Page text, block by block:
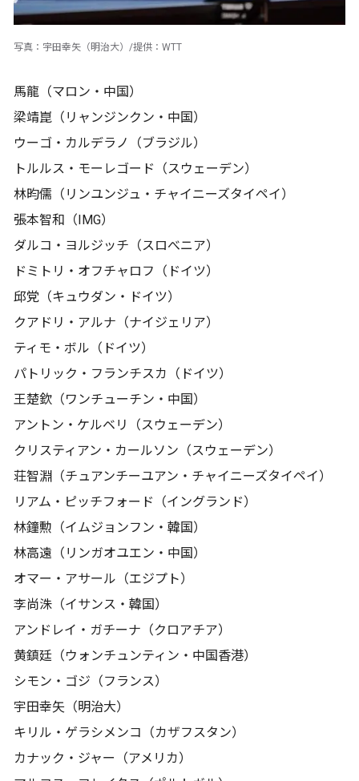
写真：宇田幸矢（明治大）/提供：WTT
馬龍（マロン・中国）
梁靖崑（リャンジンクン・中国）
ウーゴ・カルデラノ（ブラジル）
トルルス・モーレゴード（スウェーデン）
林昀儒（リンユンジュ・チャイニーズタイペイ）
張本智和（IMG）
ダルコ・ヨルジッチ（スロべニア）
ドミトリ・オフチャロフ（ドイツ）
邱党（キュウダン・ドイツ）
クアドリ・アルナ（ナイジェリア）
ティモ・ボル（ドイツ）
パトリック・フランチスカ（ドイツ）
王楚欽（ワンチューチン・中国）
アントン・ケルベリ（スウェーデン）
クリスティアン・カールソン（スウェーデン）
荘智淵（チュアンチーユアン・チャイニーズタイペイ）
リアム・ピッチフォード（イングランド）
林鐘勲（イムジョンフン・韓国）
林高遠（リンガオユエン・中国）
オマー・アサール（エジプト）
李尚洙（イサンス・韓国）
アンドレイ・ガチーナ（クロアチア）
黄鎮廷（ウォンチュンティン・中国香港）
シモン・ゴジ（フランス）
宇田幸矢（明治大）
キリル・ゲラシメンコ（カザフスタン）
カナック・ジャー（アメリカ）